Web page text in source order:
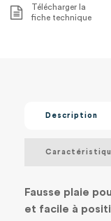
Télécharger la
fiche technique
Description
Fausse plaie
et facile à